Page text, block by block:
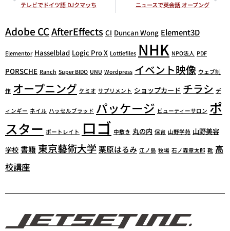
テレビでドイツ語 DJクマッち ニュースで英会話 オープング
Adobe CCAfterEffects CI Duncan Wong Element3D
Elementor Hasselblad Logic Pro X Lottiefiles NHK NPO法人 PDF
PORSCHE Ranch Super BIDO UNU Wordpress イベント映像 ウェブ制
作 オープニング ケミオ サプリメント ショップカード チラシ デ
ィンギー ネイル ハッセルブラッド パッケージ ビューティーサロン ポ
スター ポートレイト ロゴ 中敷き 丸の内 保育 山野学苑 山野美容
学校 書籍 東京藝術大学栗原はるみ 江ノ島 牧場 石ノ森章太郎 靴 高
校講座